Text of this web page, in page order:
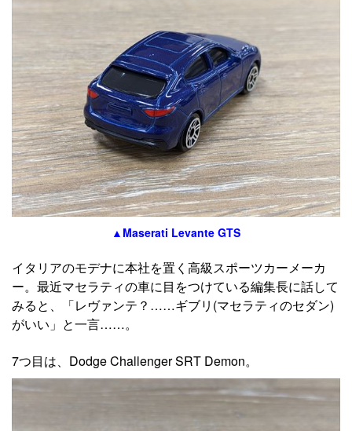
▲Maserati Levante GTS
イタリアのモデナに本社を置く高級スポーツカーメーカ
ー。最近マセラティの車に目をつけている編集長に話して
みると、「レヴァンテ？……ギブリ(マセラティのセダン)
がいい」と一言……。
7つ目は、Dodge Challenger SRT Demon。